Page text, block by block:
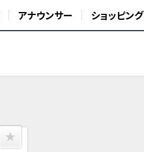
アナウンサー ショッピング